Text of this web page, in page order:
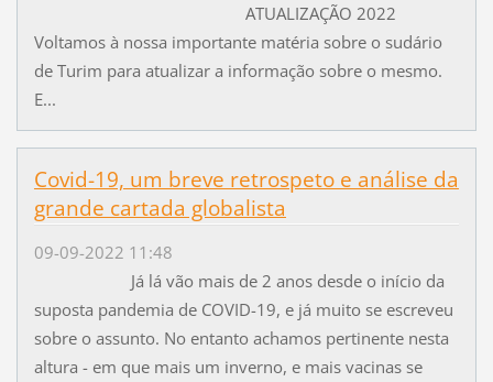
ATUALIZAÇÃO 2022
Voltamos à nossa importante matéria sobre o sudário
de Turim para atualizar a informação sobre o mesmo.
E...
Covid-19, um breve retrospeto e análise da
grande cartada globalista
09-09-2022 11:48
Já lá vão mais de 2 anos desde o início da
suposta pandemia de COVID-19, e já muito se escreveu
sobre o assunto. No entanto achamos pertinente nesta
altura - em que mais um inverno, e mais vacinas se